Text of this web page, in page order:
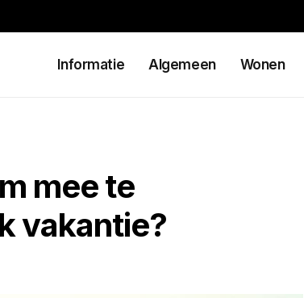
Informatie Algemeen Wonen
mee te
vakantie?